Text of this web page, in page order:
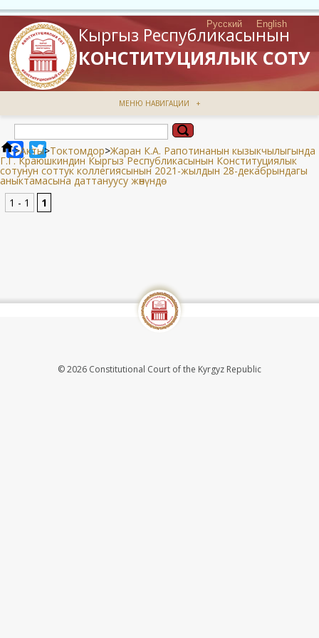
МЕНЮ НАВИГАЦИИ +
Кыргыз Республикасынын
КОНСТИТУЦИЯЛЫК СОТУ
Русский English
>Акты>Токтомдор>Жаран К.А. Рапотинанын кызыкчылыгында
Г.Г. Краюшкиндин Кыргыз Республикасынын Конституциялык
сотунун соттук коллегиясынын 2021-жылдын 28-декабрындагы
аныктамасына даттануусу жөнүндө
Facebook
Twitter
1 - 1 1
© 2026 Constitutional Court of the Kyrgyz Republic